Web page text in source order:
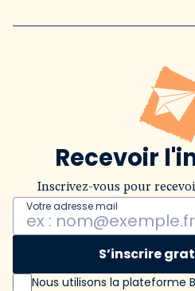
Recevoir
Inscrivez-vous pour
Votre adresse mail
S’inscrire
Nous utilisons la plateforme